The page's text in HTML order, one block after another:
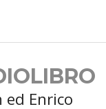
Enrico